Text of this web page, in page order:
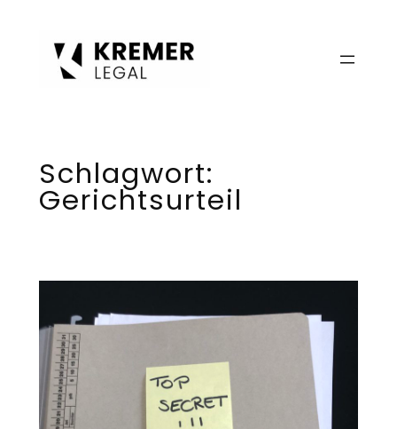
Schlagwort:
Gerichtsurteil